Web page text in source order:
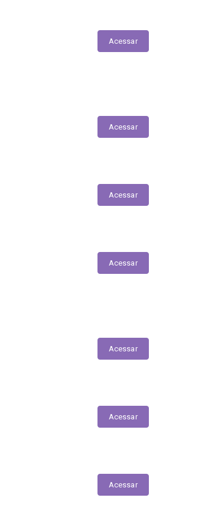
Acessar
Acessar
Acessar
Acessar
Acessar
Acessar
Acessar